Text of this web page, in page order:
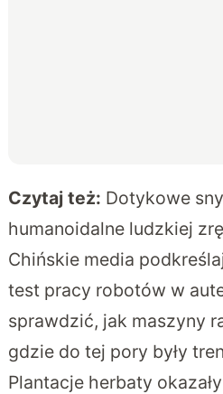
Czytaj też: Dotykowe
humanoidalne ludzkiej
Chińskie media
test pracy robotów w
sprawdzić, jak maszyny
gdzie do tej pory były
Plantacje herbaty